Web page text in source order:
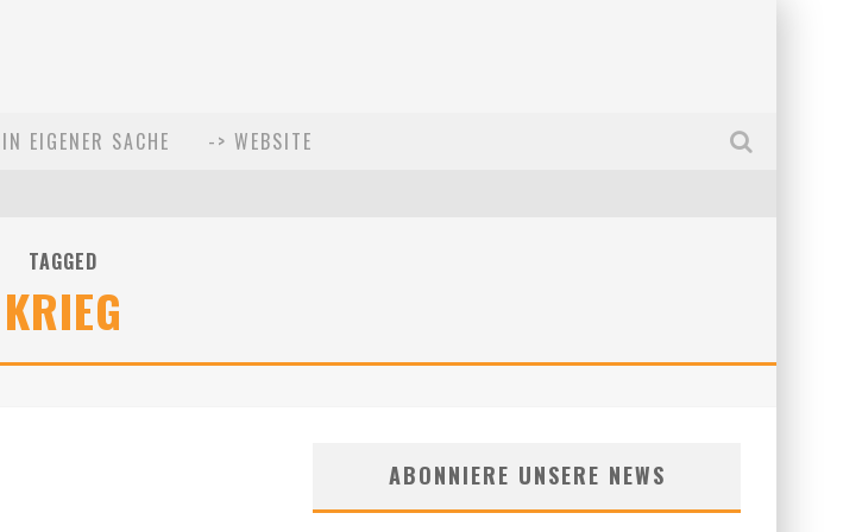
IN EIGENER SACHE -> WEBSITE
TAGGED
KRIEG
ABONNIERE UNSERE NEWS